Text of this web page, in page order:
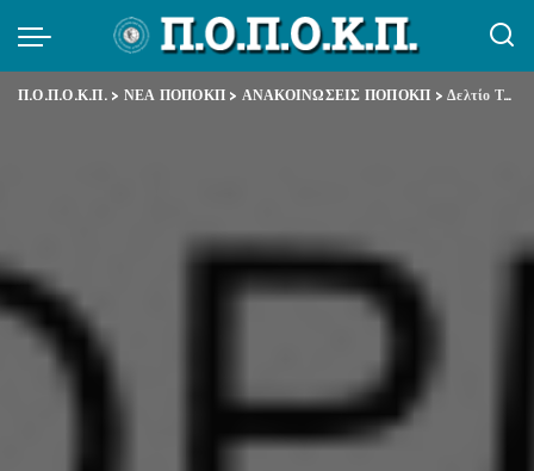
Π.Ο.Π.Ο.Κ.Π.> ΝΕΑ ΠΟΠΟΚΠ > ΑΝΑΚΟΙΝΩΣΕΙΣ ΠΟΠΟΚΠ >Δελτίο Τύπου για το Εφάπαξ